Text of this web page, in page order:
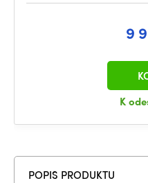
9
K
POPIS PRODUKTU